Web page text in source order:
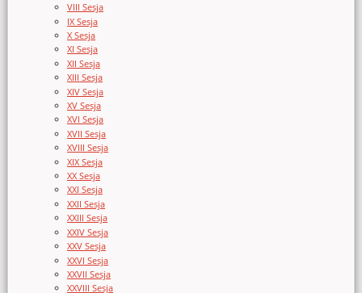
VIII Sesja
IX Sesja
X Sesja
XI Sesja
XII Sesja
XIII Sesja
XIV Sesja
XV Sesja
XVI Sesja
XVII Sesja
XVIII Sesja
XIX Sesja
XX Sesja
XXI Sesja
XXII Sesja
XXIII Sesja
XXIV Sesja
XXV Sesja
XXVI Sesja
XXVII Sesja
XXVIII Sesja